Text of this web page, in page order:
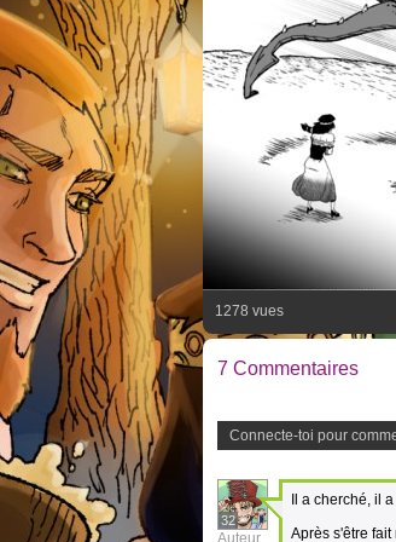
1278 vues
7 Commentaires
Connecte-toi pour
32
Auteur
Il a cherché, il
Après s'être